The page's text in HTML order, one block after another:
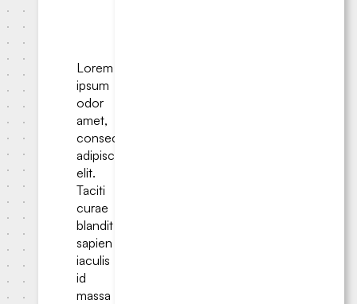
Lorem
ipsum
odor
amet,
consectetuer
adipiscing
elit.
Taciti
curae
blandit
sapien
iaculis
id
massa